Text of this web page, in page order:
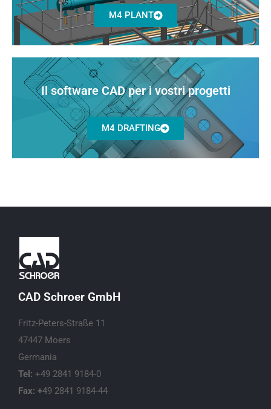
M4 PLANT
Il software CAD per i vostri progetti
M4 DRAFTING
CAD Schroer GmbH
Fritz-Peters-Straße 11
47447 Moers
Germania
Tel: +49 2841 9184-0
Fax: +49 2841 9184-44